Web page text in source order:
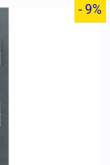
- 9%